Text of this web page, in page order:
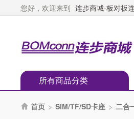
您好，欢迎来到 连步商城-板对板
所有商品分类
 首页 > SIM/TF/SD卡座 > 二合